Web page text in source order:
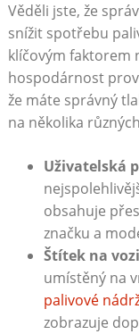
Věděli jste, že
snížit spotřebu
klíčovým faktorem
hospodárnost
že máte správný
na několika
Uživatelská
obsahuje
značku a
Štítek na
umístěný na
palivové
zobrazuje